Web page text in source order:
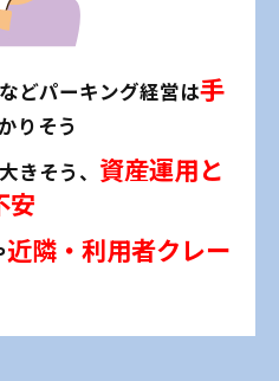
どパーキング経営は手
りそう
きそう、 資産運用と
安
近隣・利用者クレー